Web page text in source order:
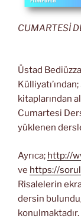
CUMARTESİ
Üstad
kitaplarından
Cumartesi
yüklenen
Ayrıca; http://
ve https://
Risalelerin
dersin
konulmaktadır.